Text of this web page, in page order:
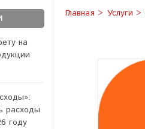
на
расходы
году
Главная Услуги